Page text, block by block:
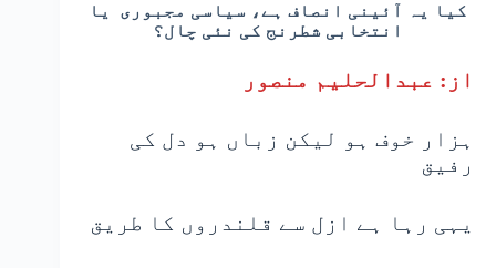
کیا یہ آئینی انصاف ہے، سیاسی مجبوری یا
انتخابی شطرنج کی نئی چال؟
از: عبدالحلیم منصور
ہزار خوف ہو لیکن زباں ہو دل کی
رفیق
یہی رہا ہے ازل سے قلندروں کا طریق